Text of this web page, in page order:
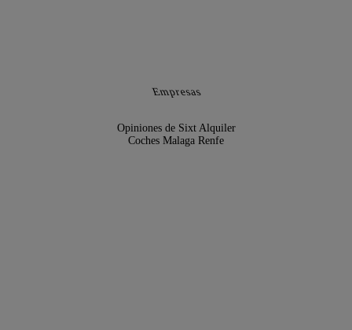
Empresas
Opiniones de Sixt Alquiler
Coches Malaga Renfe